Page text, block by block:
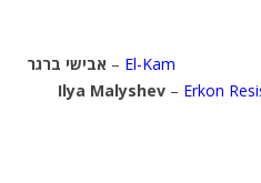
אבישי ברגר – El-Kam
Ilya Malyshev – Erkon